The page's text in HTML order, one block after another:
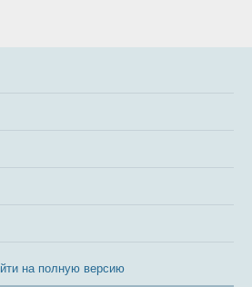
на полную версию